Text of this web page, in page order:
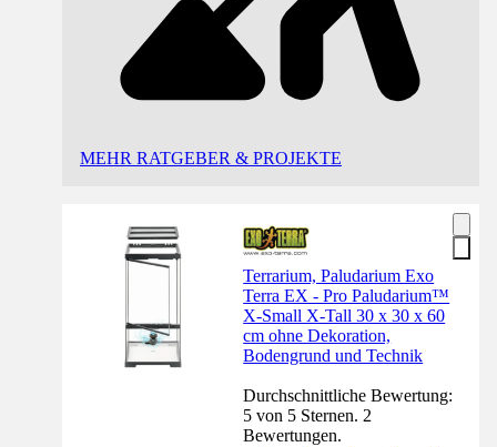
MEHR RATGEBER & PROJEKTE
Terrarium, Paludarium Exo
Terra EX - Pro Paludarium™
X-Small X-Tall 30 x 30 x 60
cm ohne Dekoration,
Bodengrund und Technik
Durchschnittliche Bewertung:
5 von 5 Sternen. 2
Bewertungen.